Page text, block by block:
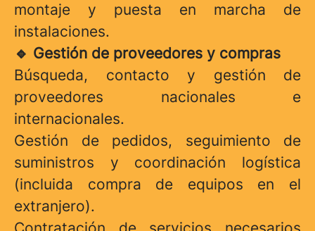
montaje y puesta en marcha de
instalaciones.
🔹 Gestión de proveedores y compras
Búsqueda, contacto y gestión de
proveedores nacionales e
internacionales.
Gestión de pedidos, seguimiento de
suministros y coordinación logística
(incluida compra de equipos en el
extranjero).